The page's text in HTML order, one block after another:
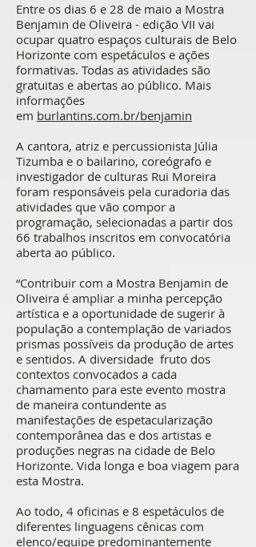
Entre os dias 6 e 28 de maio a Mostra
Benjamin de Oliveira - edição VII vai
ocupar quatro espaços culturais de Belo
Horizonte com espetáculos e ações
formativas. Todas as atividades são
gratuitas e abertas ao público. Mais
informações
em burlantins.com.br/benjamin
A cantora, atriz e percussionista Júlia
Tizumba e o bailarino, coreógrafo e
investigador de culturas Rui Moreira
foram responsáveis pela curadoria das
atividades que vão compor a
programação, selecionadas a partir dos
66 trabalhos inscritos em convocatória
aberta ao público.
“Contribuir com a Mostra Benjamin de
Oliveira é ampliar a minha percepção
artística e a oportunidade de sugerir à
população a contemplação de variados
prismas possíveis da produção de artes
e sentidos. A diversidade fruto dos
contextos convocados a cada
chamamento para este evento mostra
de maneira contundente as
manifestações de espetacularização
contemporânea das e dos artistas e
produções negras na cidade de Belo
Horizonte. Vida longa e boa viagem para
esta Mostra.
Ao todo, 4 oficinas e 8 espetáculos de
diferentes linguagens cênicas com
elenco/equipe predominantemente